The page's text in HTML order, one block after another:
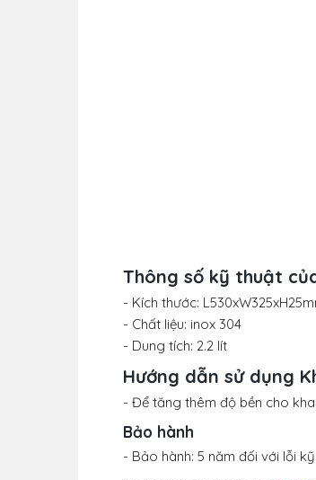
Thông số kỹ thuật
- Kích thước:
- Chất liệu: inox 304
- Dung tích: 2.2 lít
Hướng dẫn sử dụng
- Để tăng thêm độ bền cho
Bảo hành
- Bảo hành: 5 năm đối với lỗi